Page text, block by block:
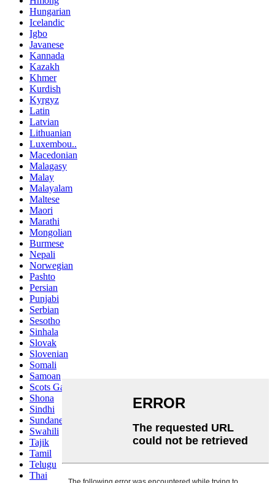
Hungarian
Icelandic
Igbo
Javanese
Kannada
Kazakh
Khmer
Kurdish
Kyrgyz
Latin
Latvian
Lithuanian
Luxembou..
Macedonian
Malagasy
Malay
Malayalam
Maltese
Maori
Marathi
Mongolian
Burmese
Nepali
Norwegian
Pashto
Persian
Punjabi
Serbian
Sesotho
Sinhala
Slovak
Slovenian
Somali
Samoan
Scots Gaelic
Shona
Sindhi
Sundanese
Swahili
Tajik
Tamil
Telugu
Thai